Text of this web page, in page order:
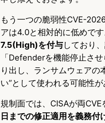
もう一つの脆弱性CVE-
アは4.0と相対的に低めで
7.5(High)を付与しており
「Defenderを機能停止さ
り出し、ランサムウェアの
い”として使われる可能性が
規制面では、CISAが両
日までの修正適用を義務付